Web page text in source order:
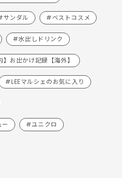
サンダル #ベストコスメ
#水出しドリンク
お出かけ記録【海外】
#LEEマルシェのお気に入り
#ユニクロ